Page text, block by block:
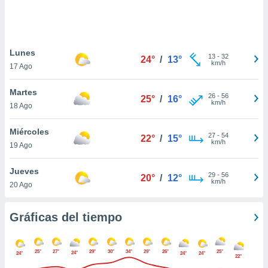
únicos
similares
como
sitio
de
posible
en
a lo que
Para
Lunes
17 Ago
24° / 13° 13- 32
km/h
Martes
18 Ago
25° / 16° 26- 56
km/h
Miércoles
19 Ago
22° / 15° 27- 54
km/h
Jueves
20 Ago
20° / 12° 29- 56
km/h
Gráficas del tiempo
24° 25° 27° 24° 29° 30° 34° 29° 26° 24° 24°
25°
22°